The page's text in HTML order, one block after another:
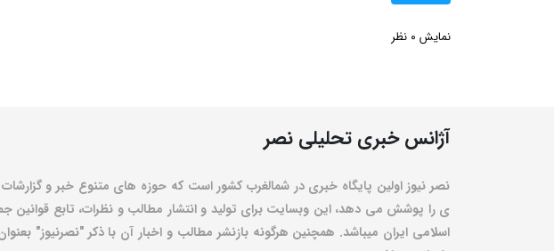
نمایش 0 نظر
آژانس خبری تحلیلی نصر
نصر نیوز اولین پایگاه خبری در شمالغرب کشور است که حوزه های متنوع خبر و گزارشات
ی را پوشش می دهد، این وبسایت برای تولید و انتشار مطالب و نظرات، تابع قوانین
اسلامی ایران میباشد. همچنین هرگونه بازنشر مطالب و اخبار آن با ذکر "نصرنیوز"